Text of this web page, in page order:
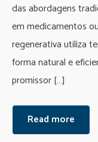
das abordagens
em medicamentos
regenerativa utiliza
forma natural e
promissor […]
Read more